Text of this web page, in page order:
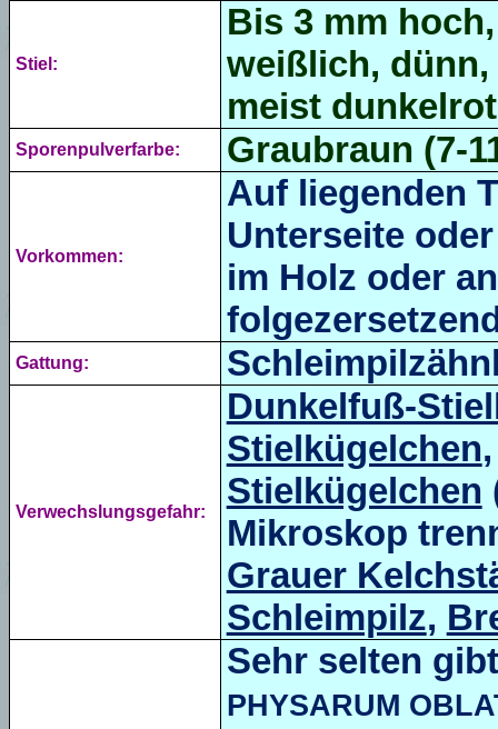
Stiel:
Bis 3 mm
weißlich,
meist
Sporenpulverfarbe: Graubraun (7-
Vorkommen:
Auf liegenden
Unterseite
im Holz oder
Gattung:
Verwechslungsgefahr:
Dunkelfuß-
Stielkügelchen
Stielkügelchen
Mikroskop
Grauer
Schleimpilz,
Sehr selten
PHYSARUM